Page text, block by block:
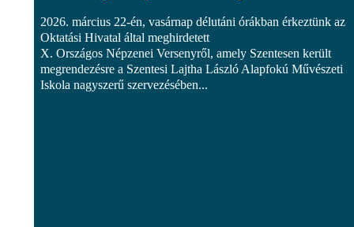
2026. március 22-én, vasárnap délutáni órákban érkeztünk az
Oktatási Hivatal által meghirdetett
X. Országos Népzenei Versenyről, amely Szentesen került
megrendezésre a Szentesi Lajtha László Alapfokú Művészeti
Iskola nagyszerű szervezésében...